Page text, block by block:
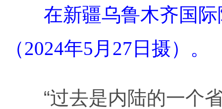
在新疆乌鲁木齐国际
（2024年5月27日摄）
“过去是内陆的一个省